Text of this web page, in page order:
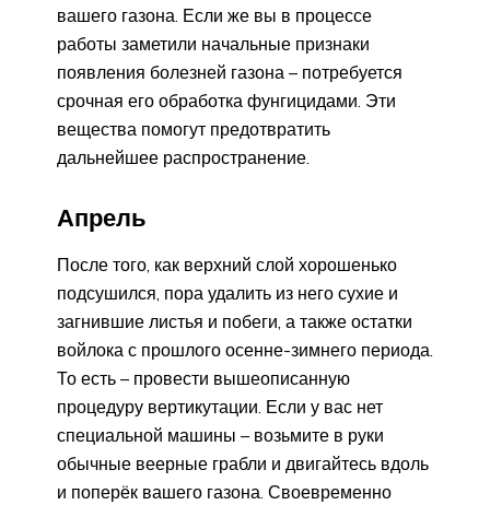
вашего газона. Если же вы в процессе
работы заметили начальные признаки
появления болезней газона – потребуется
срочная его обработка фунгицидами. Эти
вещества помогут предотвратить
дальнейшее распространение.
Апрель
После того, как верхний слой хорошенько
подсушился, пора удалить из него сухие и
загнившие листья и побеги, а также остатки
войлока с прошлого осенне-зимнего периода.
То есть – провести вышеописанную
процедуру вертикутации. Если у вас нет
специальной машины – возьмите в руки
обычные веерные грабли и двигайтесь вдоль
и поперёк вашего газона. Своевременно